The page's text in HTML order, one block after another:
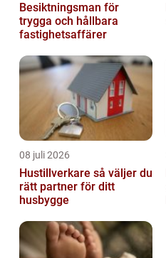
Besiktningsman för
trygga och hållbara
fastighetsaffärer
08 juli 2026
Hustillverkare så väljer du
rätt partner för ditt
husbygge